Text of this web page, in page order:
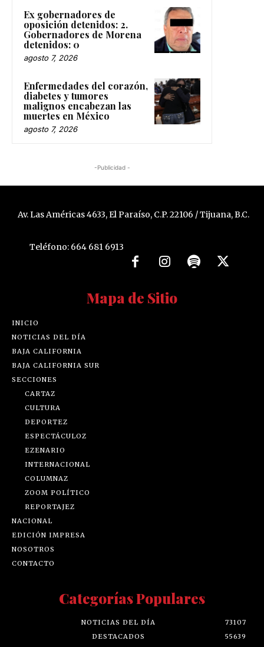
Ex gobernadores de
oposición detenidos: 2.
Gobernadores de Morena
detenidos: 0
agosto 7, 2026
Enfermedades del corazón,
diabetes y tumores
malignos encabezan las
muertes en México
agosto 7, 2026
-Publicidad -
Av. Las Américas 4633, El Paraíso, C.P. 22106 / Tijuana, B.C.
Teléfono: 664 681 6913
Mapa de Sitio
INICIO
NOTICIAS DEL DÍA
BAJA CALIFORNIA
BAJA CALIFORNIA SUR
SECCIONES
CARTAZ
CULTURA
DEPORTEZ
ESPECTÁCULOZ
EZENARIO
INTERNACIONAL
COLUMNAZ
ZOOM POLÍTICO
REPORTAJEZ
NACIONAL
EDICIÓN IMPRESA
NOSOTROS
CONTACTO
Categorías Populares
NOTICIAS DEL DÍA
73107
DESTACADOS
55639